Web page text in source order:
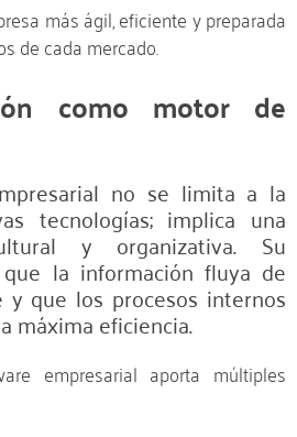
más ágil, eficiente y preparada
de cada mercado.
como motor de
no se limita a la
tecnologías; implica una
y organizativa. Su
la información fluya de
que los procesos internos
máxima eficiencia.
empresarial aporta múltiples